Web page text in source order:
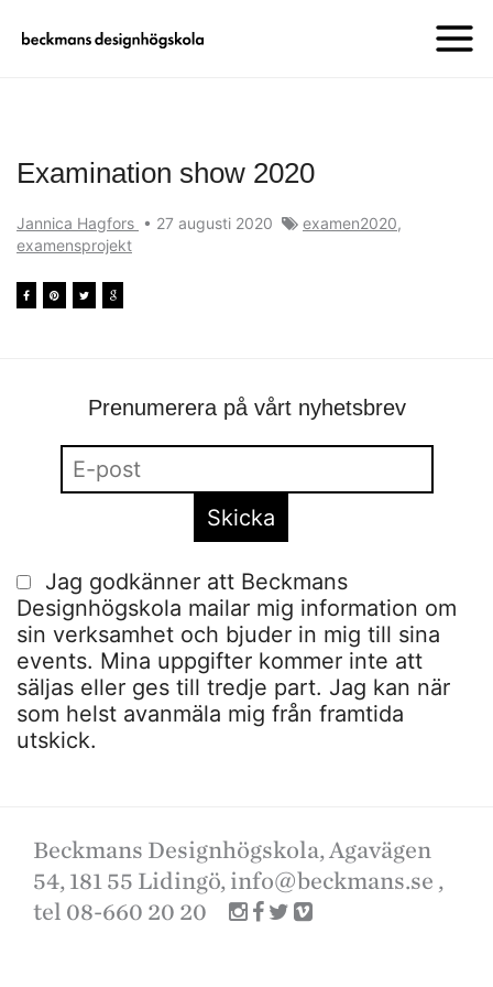
Examination show 2020
Jannica Hagfors • 27 augusti 2020 examen2020,
examensprojekt
Prenumerera på vårt nyhetsbrev
Jag godkänner att Beckmans
Designhögskola mailar mig information om
sin verksamhet och bjuder in mig till sina
events. Mina uppgifter kommer inte att
säljas eller ges till tredje part. Jag kan när
som helst avanmäla mig från framtida
utskick.
Beckmans Designhögskola, Agavägen
54, 181 55 Lidingö, info@beckmans.se ,
tel 08-660 20 20